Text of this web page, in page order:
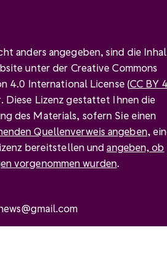
anders angegeben, sind die
unter der Creative Commons
4.0 International License (CC BY
Diese Lizenz gestattet Ihnen die
des Materials, sofern Sie einen
Quellenverweis angeben,
bereitstellen undangeben, ob
vorgenommen wurden.